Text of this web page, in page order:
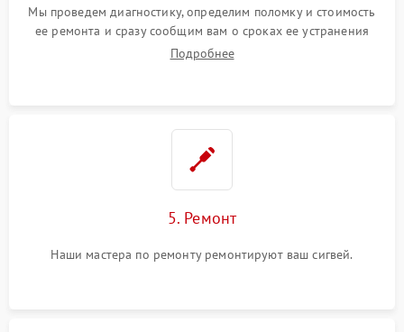
Мы проведем диагностику, определим поломку и стоимость
ее ремонта и сразу сообщим вам о сроках ее устранения
Подробнее
5. Ремонт
Наши мастера по ремонту ремонтируют ваш сигвей.